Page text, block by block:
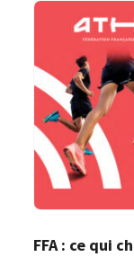
FFA : ce qui